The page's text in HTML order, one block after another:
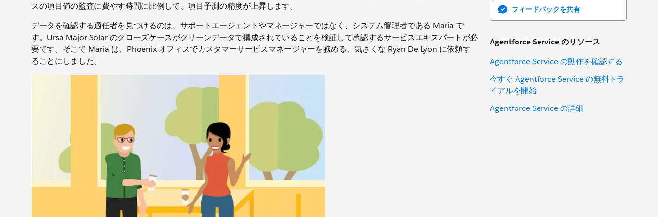
フィードバックを共有
Agentforce Service のリソース
Agentforce Service の動作を確認する
今すぐ Agentforce Service の無料トラ
イアルを開始
Agentforce Service の詳細
スの項目値の監査に費やす時間に比例して、項目予測の精度が上昇します。
データを確認する適任者を見つけるのは、サポートエージェントやマネージャーではなく、システム管理者である Maria で
す。Ursa Major Solar のクローズケースがクリーンデータで構成されていることを検証して承認するサービスエキスパートが必
要です。そこで Maria は、Phoenix オフィスでカスタマーサービスマネージャーを務める、気さくな Ryan De Lyon に依頼す
ることにしました。